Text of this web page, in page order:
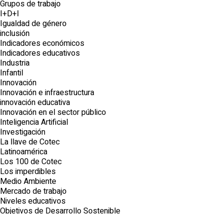
Grupos de trabajo
I+D+I
Igualdad de género
inclusión
Indicadores económicos
Indicadores educativos
Industria
Infantil
Innovación
Innovación e infraestructura
innovación educativa
Innovación en el sector público
Inteligencia Artificial
Investigación
La llave de Cotec
Latinoamérica
Los 100 de Cotec
Los imperdibles
Medio Ambiente
Mercado de trabajo
Niveles educativos
Objetivos de Desarrollo Sostenible